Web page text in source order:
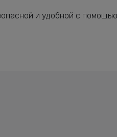
и удобной с